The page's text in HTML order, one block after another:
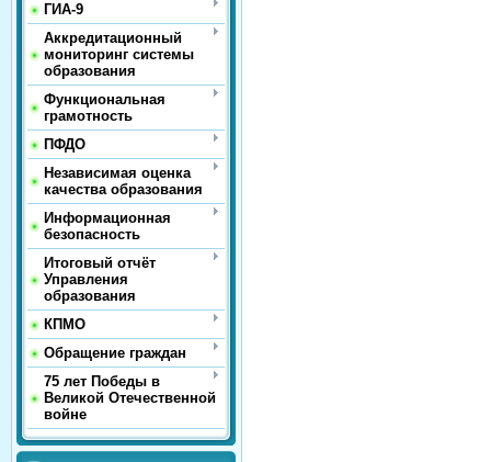
ГИА-9
Аккредитационный
мониторинг системы
образования
Функциональная
грамотность
ПФДО
Независимая оценка
качества образования
Информационная
безопасность
Итоговый отчёт
Управления
образования
КПМО
Обращение граждан
75 лет Победы в
Великой Отечественной
войне